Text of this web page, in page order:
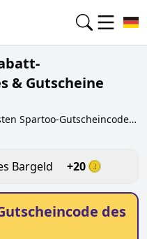
& Gutscheine
Spartoo-Gutscheincodes
Sie den Code testen.
wenn Sie
Spartoo
und anderen Käufern
Bargeld +20
des